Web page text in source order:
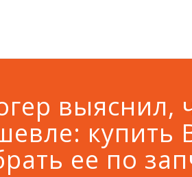
выяснил,
купить
ее по